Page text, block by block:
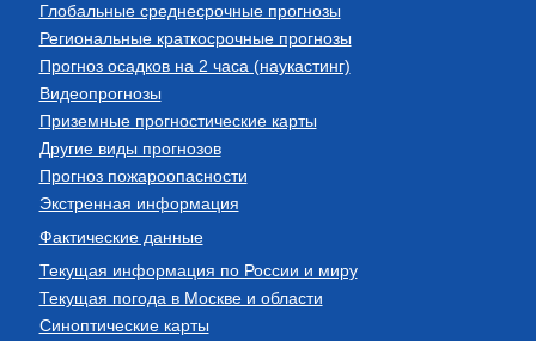
Глобальные среднесрочные прогнозы
Региональные краткосрочные прогнозы
Прогноз осадков на 2 часа (наукастинг)
Видеопрогнозы
Приземные прогностические карты
Другие виды прогнозов
Прогноз пожароопасности
Экстренная информация
Фактические данные
Текущая информация по России и миру
Текущая погода в Москве и области
Синоптические карты